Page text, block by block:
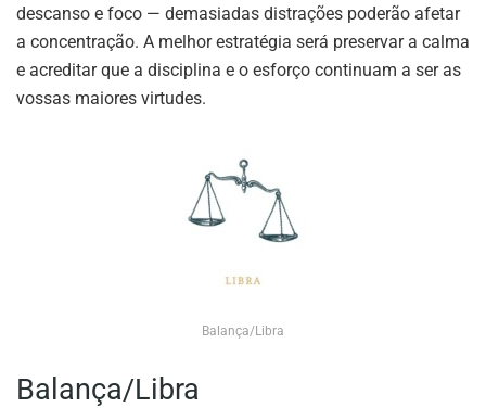
descanso e foco — demasiadas distrações poderão afetar
a concentração. A melhor estratégia será preservar a calma
e acreditar que a disciplina e o esforço continuam a ser as
vossas maiores virtudes.
Balança/Libra
Balança/Libra